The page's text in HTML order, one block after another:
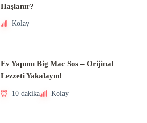
Haşlanır?
Kolay
Ev Yapımı Big Mac Sos – Orijinal
Lezzeti Yakalayın!
10 dakika Kolay